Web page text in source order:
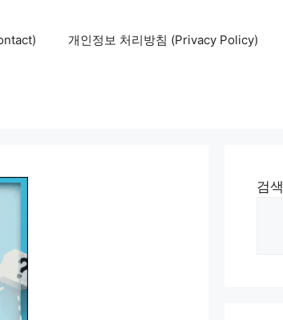
개인정보 처리방침 (Privacy Policy)
검색